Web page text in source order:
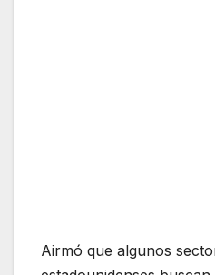
Airmó que algunos